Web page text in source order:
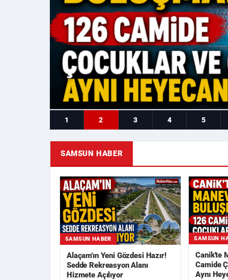
1 2 3 4 5
SAMSUN HABER
SAMSUN HABER
Alaçam'ın Yeni Gözdesi Hazır!
Sedde Rekreasyon Alanı
Hizmete Açılıyor
SAMSUN
Canik'te
Camide
Aynı